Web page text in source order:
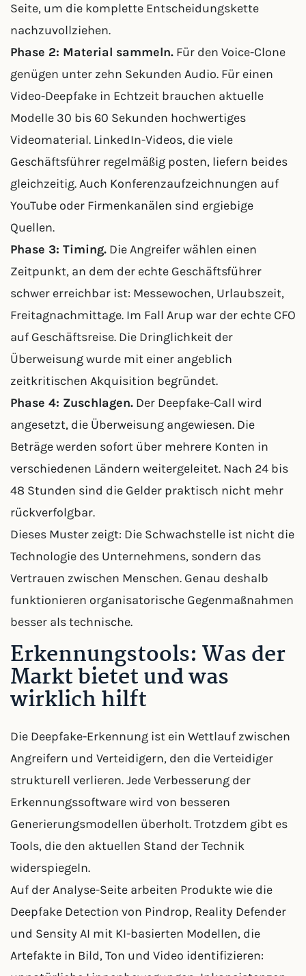
Seite, um die komplette Entscheidungskette
nachzuvollziehen.
Phase 2: Material sammeln. Für den Voice-Clone
genügen unter zehn Sekunden Audio. Für einen
Video-Deepfake in Echtzeit brauchen aktuelle
Modelle 30 bis 60 Sekunden hochwertiges
Videomaterial. LinkedIn-Videos, die viele
Geschäftsführer regelmäßig posten, liefern beides
gleichzeitig. Auch Konferenzaufzeichnungen auf
YouTube oder Firmenkanälen sind ergiebige
Quellen.
Phase 3: Timing. Die Angreifer wählen einen
Zeitpunkt, an dem der echte Geschäftsführer
schwer erreichbar ist: Messewochen, Urlaubszeit,
Freitagnachmittage. Im Fall Arup war der echte CFO
auf Geschäftsreise. Die Dringlichkeit der
Überweisung wurde mit einer angeblich
zeitkritischen Akquisition begründet.
Phase 4: Zuschlagen. Der Deepfake-Call wird
angesetzt, die Überweisung angewiesen. Die
Beträge werden sofort über mehrere Konten in
verschiedenen Ländern weitergeleitet. Nach 24 bis
48 Stunden sind die Gelder praktisch nicht mehr
rückverfolgbar.
Dieses Muster zeigt: Die Schwachstelle ist nicht die
Technologie des Unternehmens, sondern das
Vertrauen zwischen Menschen. Genau deshalb
funktionieren organisatorische Gegenmaßnahmen
besser als technische.
Erkennungstools: Was der
Markt bietet und was
wirklich hilft
Die Deepfake-Erkennung ist ein Wettlauf zwischen
Angreifern und Verteidigern, den die Verteidiger
strukturell verlieren. Jede Verbesserung der
Erkennungssoftware wird von besseren
Generierungsmodellen überholt. Trotzdem gibt es
Tools, die den aktuellen Stand der Technik
widerspiegeln.
Auf der Analyse-Seite arbeiten Produkte wie die
Deepfake Detection von Pindrop, Reality Defender
und Sensity AI mit KI-basierten Modellen, die
Artefakte in Bild, Ton und Video identifizieren: